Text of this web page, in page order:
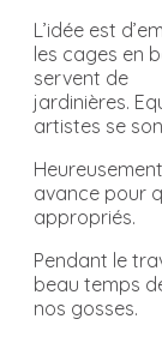
L’idée est
les cages en
servent de
jardinières.
artistes se
avance pour
appropriés.
Pendant le
beau temps
nos gosses.